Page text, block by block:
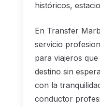
históricos,
En Transfer
servicio
para viajeros
destino sin
con la
conductor